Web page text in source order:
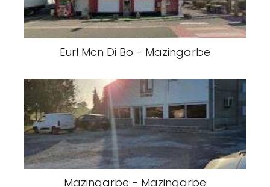
Eurl Mcn Di Bo - Mazingarbe
Mazingarbe - Mazingarbe